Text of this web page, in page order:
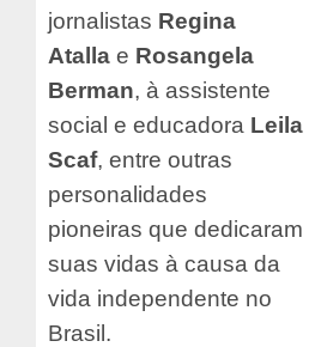
jornalistas Regina
Atalla e Rosangela
Berman, à assistente
social e educadora Leila
Scaf, entre outras
personalidades
pioneiras que dedicaram
suas vidas à causa da
vida independente no
Brasil.